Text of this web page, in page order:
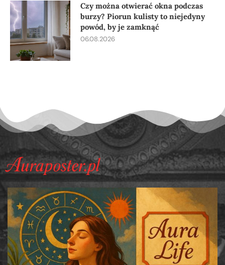
Czy można otwierać okna podczas
burzy? Piorun kulisty to niejedyny
powód, by je zamknąć
06.08.2026